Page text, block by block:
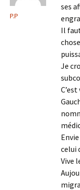
P.P
ses
Il
Je
celui
Vive